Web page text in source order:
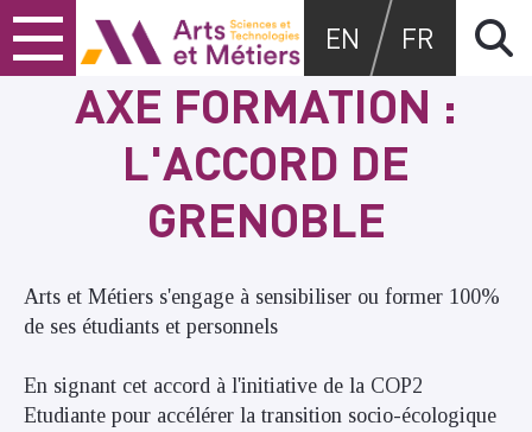
Skip
to
content
Skip
to
main
Skip
to
search
Arts et métiers
EN FR
AXE FORMATION :
L'ACCORD DE
GRENOBLE
Arts et Métiers s'engage à sensibiliser ou former 100%
de ses étudiants et personnels
En signant cet accord à l'initiative de la COP2
Etudiante pour accélérer la transition socio-écologique